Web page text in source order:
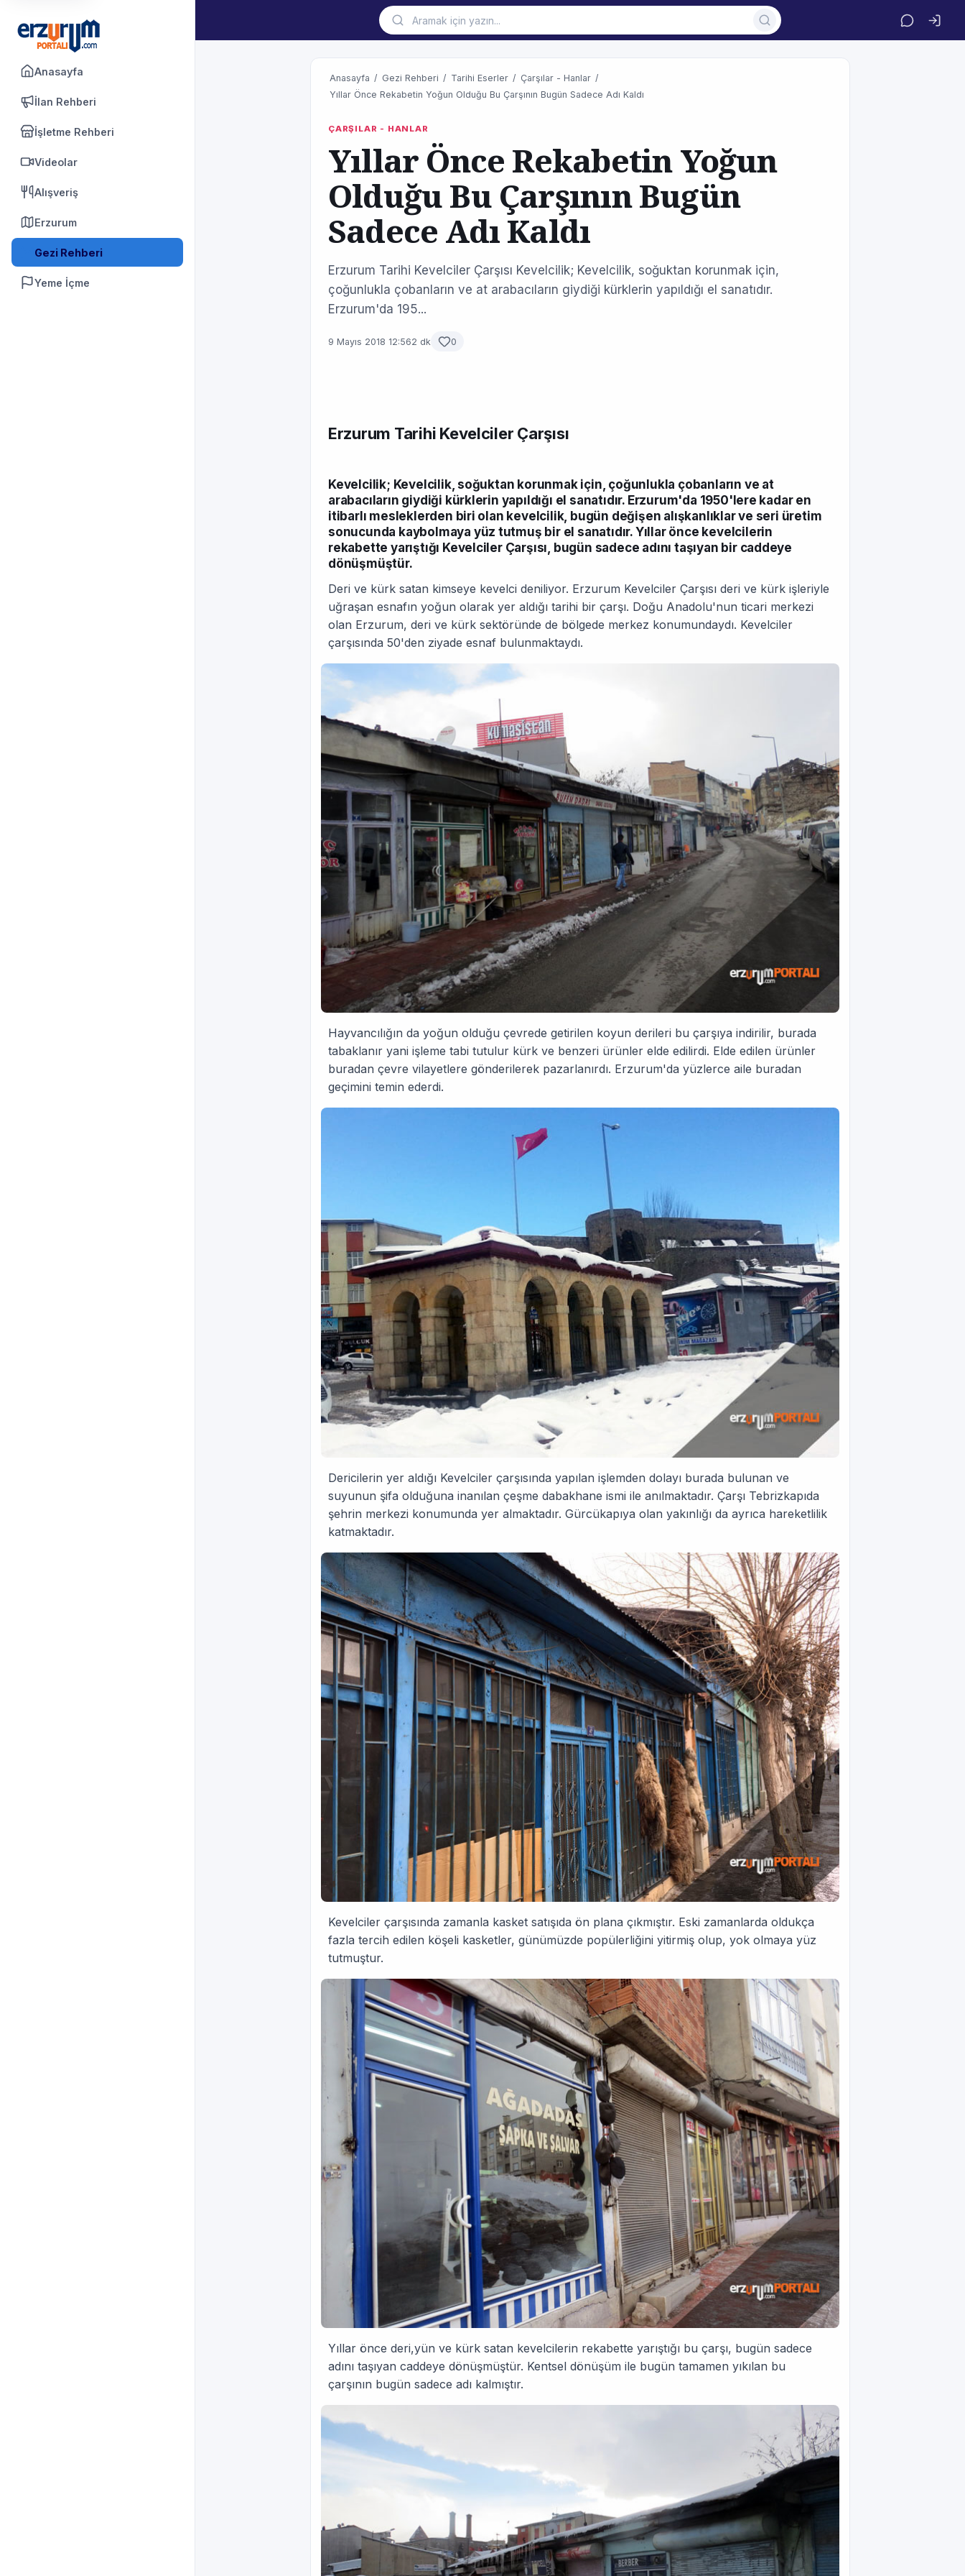
Anasayfa
İlan Rehberi
İşletme Rehberi
Videolar
Alışveriş
Erzurum
Gezi Rehberi
Yeme İçme
Anasayfa / Gezi Rehberi / Tarihi Eserler / Çarşılar - Hanlar /
Yıllar Önce Rekabetin Yoğun Olduğu Bu Çarşının Bugün Sadece Adı Kaldı
ÇARŞILAR - HANLAR
Yıllar Önce Rekabetin Yoğun
Olduğu Bu Çarşının Bugün
Sadece Adı Kaldı
Erzurum Tarihi Kevelciler Çarşısı Kevelcilik; Kevelcilik, soğuktan korunmak için,
çoğunlukla çobanların ve at arabacıların giydiği kürklerin yapıldığı el sanatıdır.
Erzurum'da 195...
9 Mayıs 2018 12:562 dk 0
Erzurum Tarihi Kevelciler Çarşısı
Kevelcilik; Kevelcilik, soğuktan korunmak için, çoğunlukla çobanların ve at
arabacıların giydiği kürklerin yapıldığı el sanatıdır. Erzurum'da 1950'lere kadar en
itibarlı mesleklerden biri olan kevelcilik, bugün değişen alışkanlıklar ve seri üretim
sonucunda kaybolmaya yüz tutmuş bir el sanatıdır. Yıllar önce kevelcilerin
rekabette yarıştığı Kevelciler Çarşısı, bugün sadece adını taşıyan bir caddeye
dönüşmüştür.
Deri ve kürk satan kimseye kevelci deniliyor. Erzurum Kevelciler Çarşısı deri ve kürk işleriyle
uğraşan esnafın yoğun olarak yer aldığı tarihi bir çarşı. Doğu Anadolu'nun ticari merkezi
olan Erzurum, deri ve kürk sektöründe de bölgede merkez konumundaydı. Kevelciler
çarşısında 50'den ziyade esnaf bulunmaktaydı.
Hayvancılığın da yoğun olduğu çevrede getirilen koyun derileri bu çarşıya indirilir, burada
tabaklanır yani işleme tabi tutulur kürk ve benzeri ürünler elde edilirdi. Elde edilen ürünler
buradan çevre vilayetlere gönderilerek pazarlanırdı. Erzurum'da yüzlerce aile buradan
geçimini temin ederdi.
Dericilerin yer aldığı Kevelciler çarşısında yapılan işlemden dolayı burada bulunan ve
suyunun şifa olduğuna inanılan çeşme dabakhane ismi ile anılmaktadır. Çarşı Tebrizkapıda
şehrin merkezi konumunda yer almaktadır. Gürcükapıya olan yakınlığı da ayrıca hareketlilik
katmaktadır.
Kevelciler çarşısında zamanla kasket satışıda ön plana çıkmıştır. Eski zamanlarda oldukça
fazla tercih edilen köşeli kasketler, günümüzde popülerliğini yitirmiş olup, yok olmaya yüz
tutmuştur.
Yıllar önce deri,yün ve kürk satan kevelcilerin rekabette yarıştığı bu çarşı, bugün sadece
adını taşıyan cad­deye dönüşmüştür. Kentsel dönüşüm ile bugün tamamen yıkılan bu
çarşının bugün sadece adı kalmıştır.